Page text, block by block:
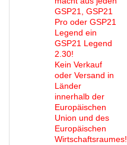
GSP21, GSP21
Pro oder GSP21
Legend ein
GSP21 Legend
2.30!
Kein Verkauf
oder Versand in
Länder
innerhalb der
Europäischen
Union und des
Europäischen
Wirtschaftsraumes!